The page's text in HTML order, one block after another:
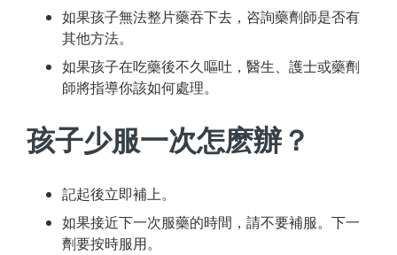
如果孩子無法整片藥吞下去，咨詢藥劑師是否有
其他方法。
如果孩子在吃藥後不久嘔吐，醫生、護士或藥劑
師將指導你該如何處理。
孩子少服一次怎麽辦？
記起後立即補上。
如果接近下一次服藥的時間，請不要補服。下一
劑要按時服用。